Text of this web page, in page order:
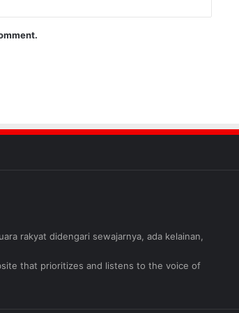
rakyat didengari sewajarnya, ada kelainan,
that prioritizes and listens to the voice of